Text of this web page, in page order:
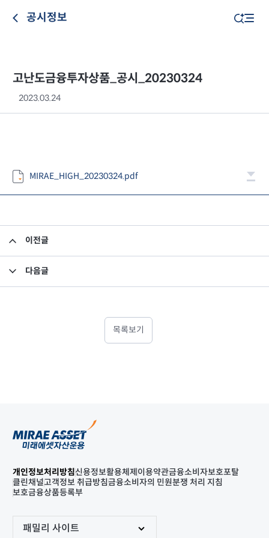
공시정보
고난도금융투자상품_공시_20230324
2023.03.24
MIRAE_HIGH_20230324.pdf
이전글
다음글
목록보기
개인정보처리방침신용정보활용체제 이용약관금융소비자보호포탈
클린채널고객정보 취급방침금융소비자의 민원분쟁 처리 지침
보호금융상품등록부
패밀리 사이트